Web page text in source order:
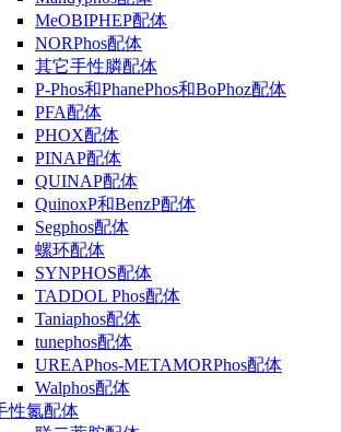
MeOBIPHEP配体
NORPhos配体
其它手性膦配体
P-Phos和PhanePhos和BoPhoz配体
PFA配体
PHOX配体
PINAP配体
QUINAP配体
QuinoxP和BenzP配体
Segphos配体
螺环配体
SYNPHOS配体
TADDOL Phos配体
Taniaphos配体
tunephos配体
UREAPhos-METAMORPhos配体
Walphos配体
性氮配体